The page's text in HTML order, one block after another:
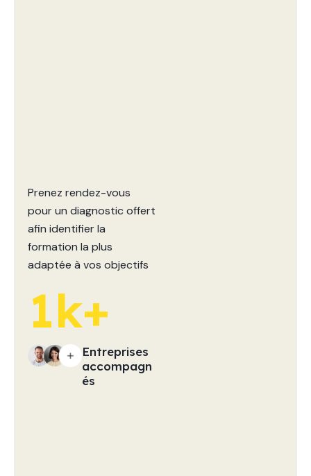
Prenez rendez-vous
pour un diagnostic offert
afin identifier la
formation la plus
adaptée à vos objectifs
1k+
Entreprises
accompagn
és